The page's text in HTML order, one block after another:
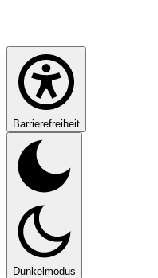
Barrierefreiheit
Dunkelmodus